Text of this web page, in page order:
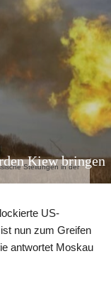
Stellungen in der
Kiew bringen
US-
nun zum Greifen
antwortet Moskau